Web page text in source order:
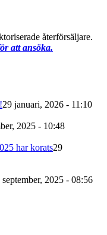
återförsäljare.
att ansöka.
29 januari, 2026 - 11:10
2025 - 10:48
har korats29
september, 2025 - 08:56